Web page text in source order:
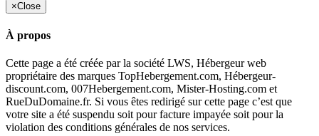
×Close
À propos
Cette page a été créée par la société LWS, Hébergeur web
propriétaire des marques TopHebergement.com, Hébergeur-
discount.com, 007Hebergement.com, Mister-Hosting.com et
RueDuDomaine.fr. Si vous êtes redirigé sur cette page c’est que
votre site a été suspendu soit pour facture impayée soit pour la
violation des conditions générales de nos services.